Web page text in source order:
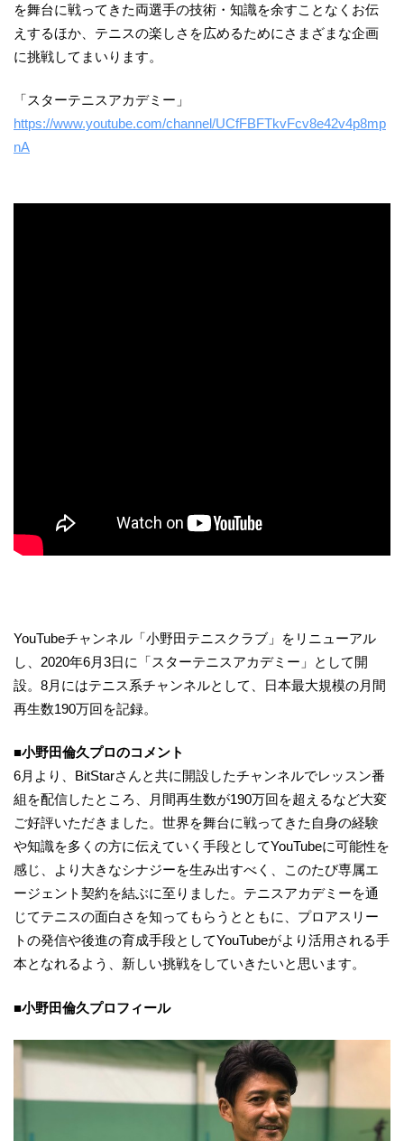
を舞台に戦ってきた両選手の技術・知識を余すことなくお伝
えするほか、テニスの楽しさを広めるためにさまざまな企画
に挑戦してまいります。
「スターテニスアカデミー」
https://www.youtube.com/channel/UCfFBFTkvFcv8e42v4p8mp
nA
YouTubeチャンネル「小野田テニスクラブ」をリニューアル
し、2020年6月3日に「スターテニスアカデミー」として開
設。8月にはテニス系チャンネルとして、日本最大規模の月間
再生数190万回を記録。
■小野田倫久プロのコメント
6月より、BitStarさんと共に開設したチャンネルでレッスン番
組を配信したところ、月間再生数が190万回を超えるなど大変
ご好評いただきました。世界を舞台に戦ってきた自身の経験
や知識を多くの方に伝えていく手段としてYouTubeに可能性を
感じ、より大きなシナジーを生み出すべく、このたび専属エ
ージェント契約を結ぶに至りました。テニスアカデミーを通
じてテニスの面白さを知ってもらうとともに、プロアスリー
トの発信や後進の育成手段としてYouTubeがより活用される手
本となれるよう、新しい挑戦をしていきたいと思います。
■小野田倫久プロフィール